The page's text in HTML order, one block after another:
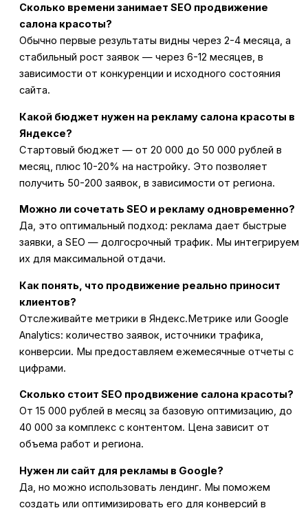
Сколько времени занимает SEO продвижение
салона красоты?
Обычно первые результаты видны через 2-4 месяца, а
стабильный рост заявок — через 6-12 месяцев, в
зависимости от конкуренции и исходного состояния
сайта.
Какой бюджет нужен на рекламу салона красоты в
Яндексе?
Стартовый бюджет — от 20 000 до 50 000 рублей в
месяц, плюс 10-20% на настройку. Это позволяет
получить 50-200 заявок, в зависимости от региона.
Можно ли сочетать SEO и рекламу одновременно?
Да, это оптимальный подход: реклама дает быстрые
заявки, а SEO — долгосрочный трафик. Мы интегрируем
их для максимальной отдачи.
Как понять, что продвижение реально приносит
клиентов?
Отслеживайте метрики в Яндекс.Метрике или Google
Analytics: количество заявок, источники трафика,
конверсии. Мы предоставляем ежемесячные отчеты с
цифрами.
Сколько стоит SEO продвижение салона красоты?
От 15 000 рублей в месяц за базовую оптимизацию, до
40 000 за комплекс с контентом. Цена зависит от
объема работ и региона.
Нужен ли сайт для рекламы в Google?
Да, но можно использовать лендинг. Мы поможем
создать или оптимизировать его для конверсий в